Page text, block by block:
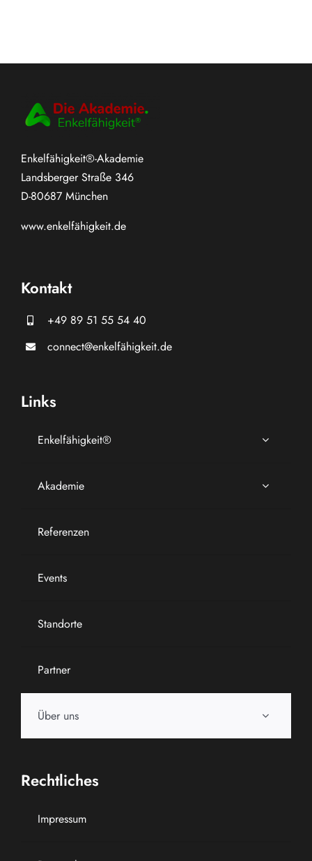
Enkelfähigkeit®-Akademie
Landsberger Straße 346
D-80687 München
www.enkelfähigkeit.de
Kontakt
+49 89 51 55 54 40
connect@enkelfähigkeit.de
Links
Enkelfähigkeit®
Akademie
Referenzen
Events
Standorte
Partner
Über uns
Rechtliches
Impressum